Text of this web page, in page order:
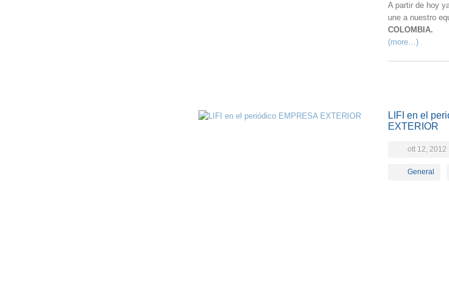
A partir de hoy
une a nuestro
COLOMBIA.
(more…)
LIFI en el
EXTERIOR
ott 12, 2012
General